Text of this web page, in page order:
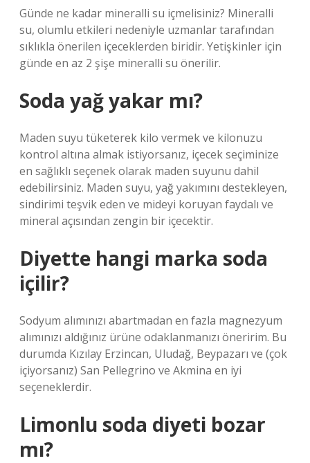
Günde ne kadar mineralli su içmelisiniz? Mineralli
su, olumlu etkileri nedeniyle uzmanlar tarafından
sıklıkla önerilen içeceklerden biridir. Yetişkinler için
günde en az 2 şişe mineralli su önerilir.
Soda yağ yakar mı?
Maden suyu tüketerek kilo vermek ve kilonuzu
kontrol altına almak istiyorsanız, içecek seçiminize
en sağlıklı seçenek olarak maden suyunu dahil
edebilirsiniz. Maden suyu, yağ yakımını destekleyen,
sindirimi teşvik eden ve mideyi koruyan faydalı ve
mineral açısından zengin bir içecektir.
Diyette hangi marka soda
içilir?
Sodyum alımınızı abartmadan en fazla magnezyum
alımınızı aldığınız ürüne odaklanmanızı öneririm. Bu
durumda Kızılay Erzincan, Uludağ, Beypazarı ve (çok
içiyorsanız) San Pellegrino ve Akmina en iyi
seçeneklerdir.
Limonlu soda diyeti bozar
mı?